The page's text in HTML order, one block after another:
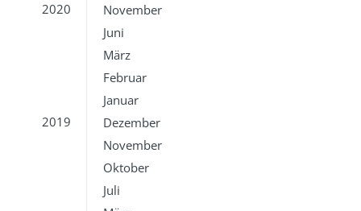
2020
November
Juni
März
Februar
Januar
2019
Dezember
November
Oktober
Juli